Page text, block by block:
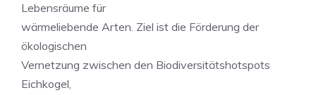
Lebensräume für
wärmeliebende Arten. Ziel ist die Förderung der
ökologischen
Vernetzung zwischen den Biodiversitätshotspots
Eichkogel,